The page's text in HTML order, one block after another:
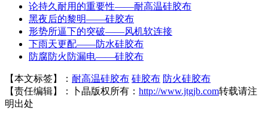
论持久耐用的重要性——耐高温硅胶布
黑夜后的黎明——硅胶布
形势所逼下的突破——风机软连接
下雨天更配——防水硅胶布
防腐防火防漏电——硅胶布
【本文标签】： 耐高温硅胶布 硅胶布 防火硅胶布
【责任编辑】：
卜晶版权所有： http://www.jtgjb.com转载请注
明出处